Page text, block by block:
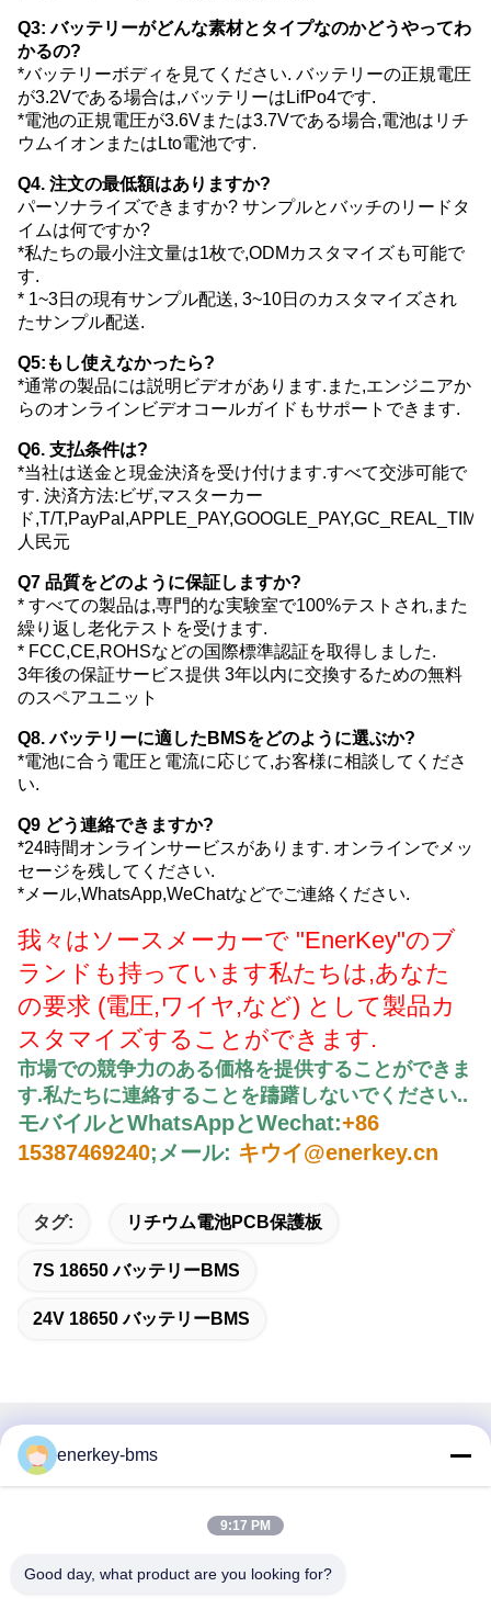
Q3: バッテリーがどんな素材とタイプなのかどうやってわ
かるの?
*バッテリーボディを見てください. バッテリーの正規電圧
が3.2Vである場合は,バッテリーはLifPo4です.
*電池の正規電圧が3.6Vまたは3.7Vである場合,電池はリチ
ウムイオンまたはLto電池です.
Q4. 注文の最低額はありますか?
パーソナライズできますか? サンプルとバッチのリードタ
イムは何ですか?
*私たちの最小注文量は1枚で,ODMカスタマイズも可能で
す.
* 1~3日の現有サンプル配送, 3~10日のカスタマイズされ
たサンプル配送.
Q5:もし使えなかったら?
*通常の製品には説明ビデオがあります.また,エンジニアか
らのオンラインビデオコールガイドもサポートできます.
Q6. 支払条件は?
*当社は送金と現金決済を受け付けます.すべて交渉可能で
す. 決済方法:ビザ,マスターカー
ド,T/
人民元
Q7 品質をどのように保証しますか?
* すべての製品は,専門的な実験室で100%テストされ,また
繰り返し老化テストを受けます.
* FCC,CE,ROHSなどの国際標準認証を取得しました.
3年後の保証サービス提供 3年以内に交換するための無料
のスペアユニット
Q8. バッテリーに適したBMSをどのように選ぶか?
*電池に合う電圧と電流に応じて,お客様に相談してくださ
い.
Q9 どう連絡できますか?
*24時間オンラインサービスがあります. オンラインでメッ
セージを残してください.
*メール,WhatsApp,WeChatなどでご連絡ください.
我々はソースメーカーで "EnerKey"のブ
ランドも持っています私たちは,あなた
の要求 (電圧,ワイヤ,など) として製品カ
スタマイズすることができます.
市場での競争力のある価格を提供することができま
す.私たちに連絡することを躊躇しないでください..
モバイルとWhatsAppとWechat:+86
15387469240; メール: キウイ@enerkey.cn
タグ: リチウム電池PCB保護板
7S 18650 バッテリーBMS
24V 18650 バッテリーBMS
迅速な連絡
エリアA,9階,ビルG,グアンチェン低炭素産業公園,シャングク
ンコミュニティ,ゴンミン通り,グアンミン地区,深?? 市,中
国,518106
enerkey-bms
9:17 PM
Good day, what product are you looking for?